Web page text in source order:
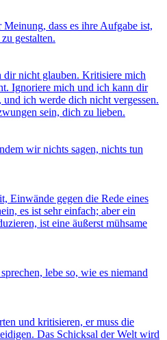
dass es ihre Aufgabe ist,
gestalten.
dir nicht glauben. Kritisiere mich
Ignoriere mich und ich kann dir
ich werde dich nicht vergessen.
sein, dich zu lieben.
wir nichts sagen, nichts tun
Einwände gegen die Rede eines
es ist sehr einfach; aber ein
ist eine äußerst mühsame
lebe so, wie es niemand
und kritisieren, er muss die
Das Schicksal der Welt wird